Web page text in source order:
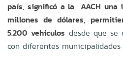
país, significó a la AACH una
millones de dólares,
5.200 vehículos desde que se
con diferentes municipalidades